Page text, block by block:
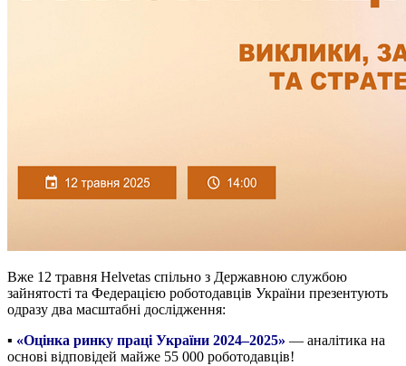
Вже 12 травня Helvetas спільно з Державною службою
зайнятості та Федерацією роботодавців України презентують
одразу два масштабні дослідження:
▪️ «Оцінка ринку праці України 2024–2025» — аналітика на
основі відповідей майже 55 000 роботодавців!